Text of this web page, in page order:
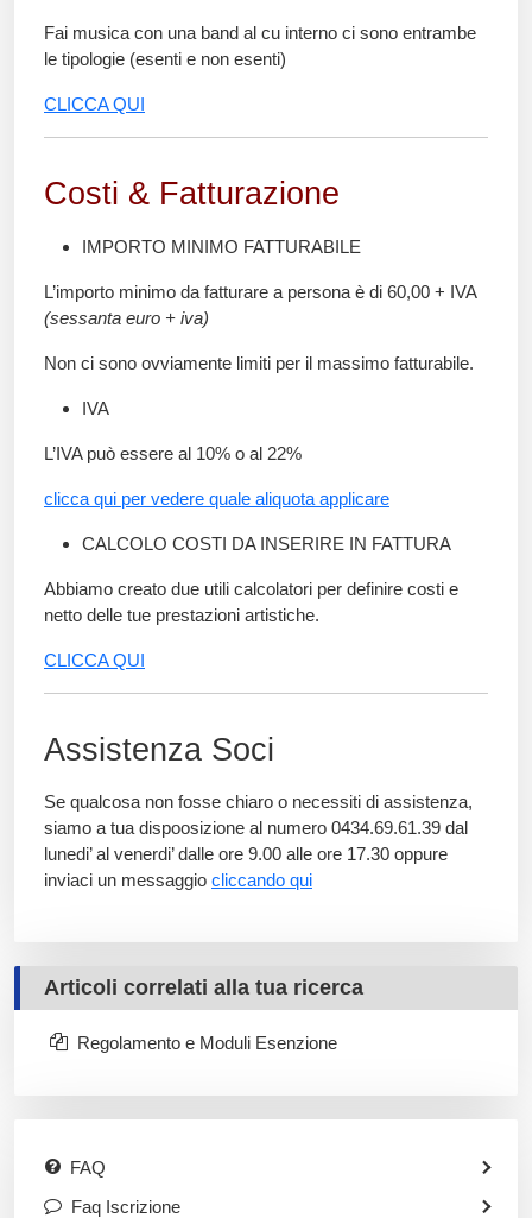
Fai musica con una band al cu interno ci sono entrambe
le tipologie (esenti e non esenti)
CLICCA QUI
Costi & Fatturazione
IMPORTO MINIMO FATTURABILE
L’importo minimo da fatturare a persona è di 60,00 + IVA
(sessanta euro + iva)
Non ci sono ovviamente limiti per il massimo fatturabile.
IVA
L’IVA può essere al 10% o al 22%
clicca qui per vedere quale aliquota applicare
CALCOLO COSTI DA INSERIRE IN FATTURA
Abbiamo creato due utili calcolatori per definire costi e
netto delle tue prestazioni artistiche.
CLICCA QUI
Assistenza Soci
Se qualcosa non fosse chiaro o necessiti di assistenza,
siamo a tua dispoosizione al numero 0434.69.61.39 dal
lunedi’ al venerdi’ dalle ore 9.00 alle ore 17.30 oppure
inviaci un messaggio cliccando qui
Articoli correlati alla tua ricerca
Regolamento e Moduli Esenzione
FAQ
Faq Iscrizione